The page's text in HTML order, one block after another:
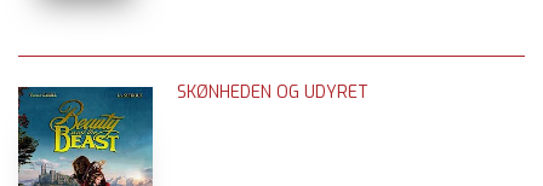
SKØNHEDEN OG UDYRET